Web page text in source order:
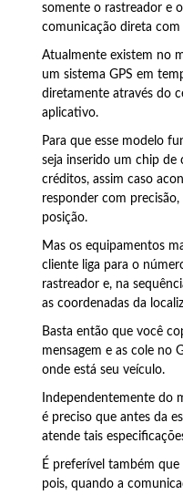
somente o rastreador e
comunicação direta com
Atualmente existem no
um sistema GPS em
diretamente através do
aplicativo.
Para que esse modelo
seja inserido um chip de
créditos, assim caso
responder com
posição.
Mas os equipamentos
cliente liga para o
rastreador e, na
as coordenadas da
Basta então que você
mensagem e as cole no
onde está seu veículo.
Independentemente do
é preciso que antes da
atende tais
É preferível também
pois, quando a